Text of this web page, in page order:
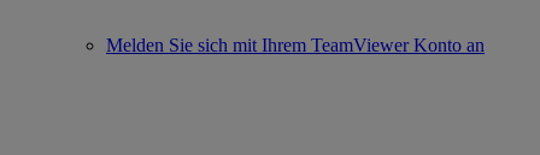
Melden Sie sich mit Ihrem TeamViewer Konto an